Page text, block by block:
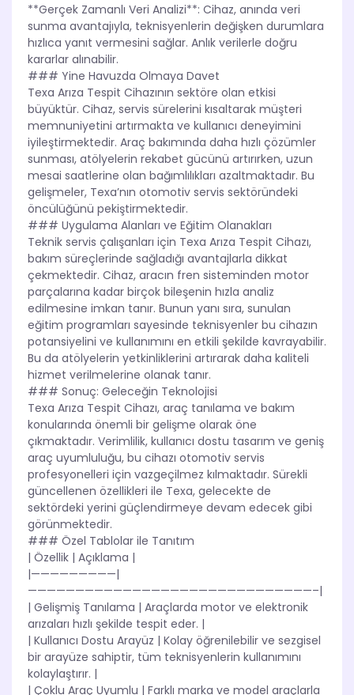
**Gerçek Zamanlı Veri Analizi**: Cihaz, anında veri
sunma avantajıyla, teknisyenlerin değişken durumlara
hızlıca yanıt vermesini sağlar. Anlık verilerle doğru
kararlar alınabilir.
### Yine Havuzda Olmaya Davet
Texa Arıza Tespit Cihazının sektöre olan etkisi
büyüktür. Cihaz, servis sürelerini kısaltarak müşteri
memnuniyetini artırmakta ve kullanıcı deneyimini
iyileştirmektedir. Araç bakımında daha hızlı çözümler
sunması, atölyelerin rekabet gücünü artırırken, uzun
mesai saatlerine olan bağımlılıkları azaltmaktadır. Bu
gelişmeler, Texa’nın otomotiv servis sektöründeki
öncülüğünü pekiştirmektedir.
### Uygulama Alanları ve Eğitim Olanakları
Teknik servis çalışanları için Texa Arıza Tespit Cihazı,
bakım süreçlerinde sağladığı avantajlarla dikkat
çekmektedir. Cihaz, aracın fren sisteminden motor
parçalarına kadar birçok bileşenin hızla analiz
edilmesine imkan tanır. Bunun yanı sıra, sunulan
eğitim programları sayesinde teknisyenler bu cihazın
potansiyelini ve kullanımını en etkili şekilde kavrayabilir.
Bu da atölyelerin yetkinliklerini artırarak daha kaliteli
hizmet verilmelerine olanak tanır.
### Sonuç: Geleceğin Teknolojisi
Texa Arıza Tespit Cihazı, araç tanılama ve bakım
konularında önemli bir gelişme olarak öne
çıkmaktadır. Verimlilik, kullanıcı dostu tasarım ve geniş
araç uyumluluğu, bu cihazı otomotiv servis
profesyonelleri için vazgeçilmez kılmaktadır. Sürekli
güncellenen özellikleri ile Texa, gelecekte de
sektördeki yerini güçlendirmeye devam edecek gibi
görünmektedir.
### Özel Tablolar ile Tanıtım
| Özellik | Açıklama |
|—————————|
——————————————————————————————–|
| Gelişmiş Tanılama | Araçlarda motor ve elektronik
arızaları hızlı şekilde tespit eder. |
| Kullanıcı Dostu Arayüz | Kolay öğrenilebilir ve sezgisel
bir arayüze sahiptir, tüm teknisyenlerin kullanımını
kolaylaştırır. |
| Çoklu Araç Uyumlu | Farklı marka ve model araçlarla